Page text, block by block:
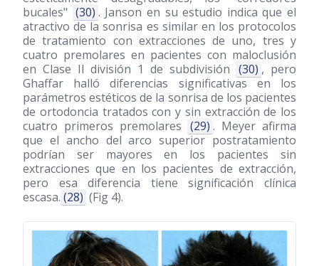
bucales" (30) . Janson en su estudio indica que el
atractivo de la sonrisa es similar en los protocolos
de tratamiento con extracciones de uno, tres y
cuatro premolares en pacientes con maloclusión
en Clase II división 1 de subdivisión
(30) , pero
Ghaffar halló diferencias significativas en los
parámetros estéticos de la sonrisa de los pacientes
de ortodoncia tratados con y sin extracción de los
cuatro primeros premolares
(29) . Meyer afirma
que el ancho del arco superior postratamiento
podrían ser mayores en los pacientes sin
extracciones que en los pacientes de extracción,
pero esa diferencia tiene significación clínica
escasa. (28) (Fig 4).